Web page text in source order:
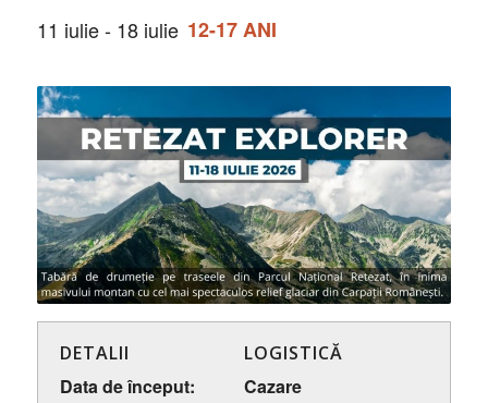
11 iulie- 18 iulie 12-17 ANI
DETALII
Data de început:
LOGISTICĂ
Cazare